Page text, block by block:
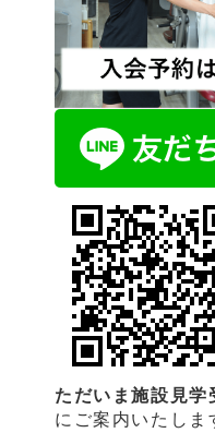
ただいま施設見学
にご案内いたしま